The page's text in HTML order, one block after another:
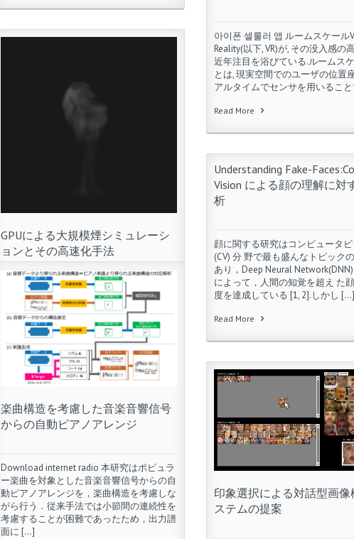
아이폰 셀룰러 앱 ルームスケール
Reality(以下, VR)が, その没入感の
近年注目を浴びている.ルームス
とは, 現実空間でのユーザの位置
アルタイムでセンサを用いるこ
Read More
GPUによる大規模煙シミュレーシ
ョンとその高速化手法
コンピュータグラフィックスの分野におい
て，煙などの流体の数値シミュレーション
の高速化は未だ課題として残っている
Download vmware unlocker. Fedkiwらによ
る格子法を用いた煙シミュレーションでは
Read More
Understanding Fake-
Vision による顔の理解に対
析
顔に関する研究はコンピュータ
(CV) 分 野で最も盛んなトピック
あり，Deep Neural
によって，人間の知覚を超え た
度を達成している [1, 2].しかし […]
Read More
楽曲構造を考慮した音楽音響信号
からの自動ピアノアレンジ
Download internet radio 本研究はポピュラ
ー楽曲を対象とした音楽音響信号からの自
動ピアノアレンジを，楽曲構造を考慮しな
がら行う．従来手法では小節間の連続性を
考慮することが困難であったため，出力譜
面に […]
印象選択による対話型画像
ステムの提案